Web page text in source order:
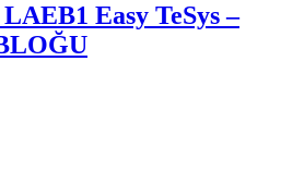
Easy TeSys –